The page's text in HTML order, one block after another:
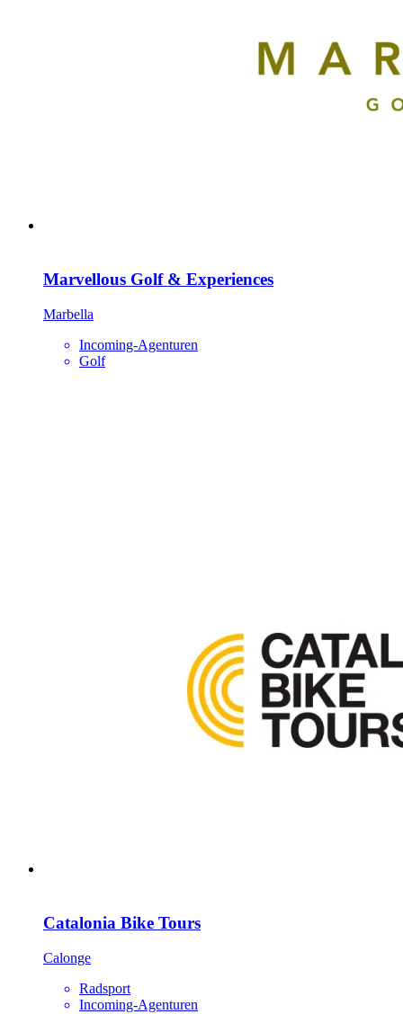
Marvellous Golf & Experiences
Marbella
Incoming-Agenturen
Golf
Catalonia Bike Tours
Calonge
Radsport
Incoming-Agenturen